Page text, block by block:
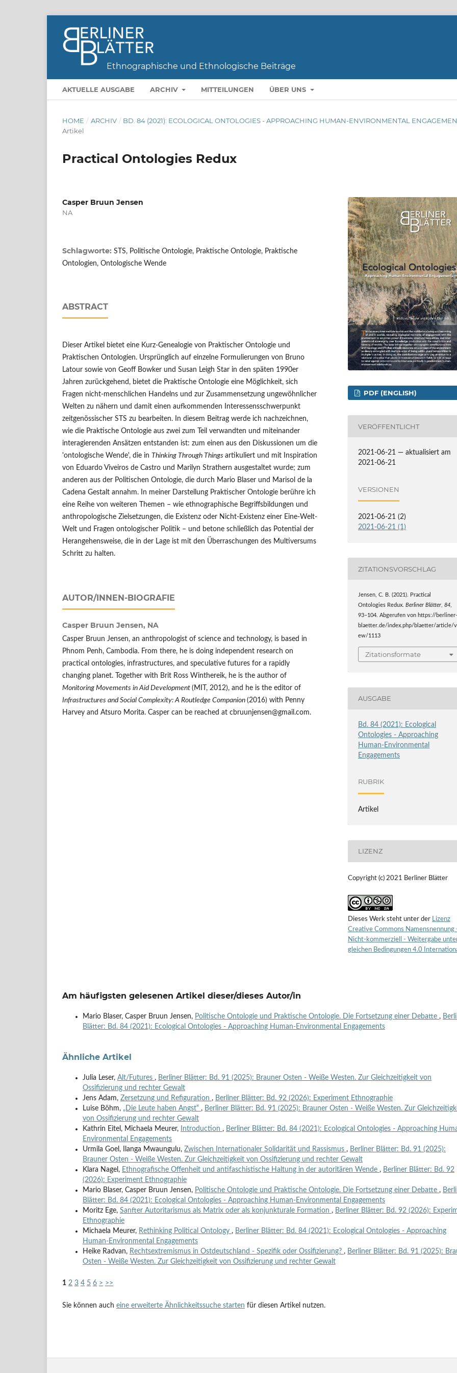
AKTUELLE AUSGABE ARCHIV MITTEILUNGEN ÜBER UNS
HOME / ARCHIV / BD. 84 (2021): ECOLOGICAL ONTOLOGIES - APPROACHING HUMAN-ENVIRONMENTAL
Artikel
Practical Ontologies Redux
Casper Bruun Jensen
NA
Schlagworte: STS, Politische Ontologie, Praktische Ontologie, Praktische
Ontologien, Ontologische Wende
ABSTRACT
Dieser Artikel bietet eine Kurz-Genealogie von Praktischer Ontologie und
Praktischen Ontologien. Ursprünglich auf einzelne Formulierungen von Bruno
Latour sowie von Geoff Bowker und Susan Leigh Star in den späten 1990er
Jahren zurückgehend, bietet die Praktische Ontologie eine Möglichkeit, sich
Fragen nicht-menschlichen Handelns und zur Zusammensetzung ungewöhnlicher
Welten zu nähern und damit einen aufkommenden Interessensschwerpunkt
zeitgenössischer STS zu bearbeiten. In diesem Beitrag werde ich nachzeichnen,
wie die Praktische Ontologie aus zwei zum Teil verwandten und miteinander
interagierenden Ansätzen entstanden ist: zum einen aus den Diskussionen um die
'ontologische Wende', die in Thinking Through Things artikuliert und mit Inspiration
von Eduardo Viveiros de Castro und Marilyn Strathern ausgestaltet wurde; zum
anderen aus der Politischen Ontologie, die durch Mario Blaser und Marisol de la
Cadena Gestalt annahm. In meiner Darstellung Praktischer Ontologie berühre ich
eine Reihe von weiteren Themen – wie ethnographische Begriffsbildungen und
anthropologische Zielsetzungen, die Existenz oder Nicht-Existenz einer Eine-Welt-
Welt und Fragen ontologischer Politik – und betone schließlich das Potential der
Herangehensweise, die in der Lage ist mit den Überraschungen des Multiversums
Schritt zu halten.
AUTOR/INNEN-BIOGRAFIE
Casper Bruun Jensen, NA
Casper Bruun Jensen, an anthropologist of science and technology, is based in
Phnom Penh, Cambodia. From there, he is doing independent research on
practical ontologies, infrastructures, and speculative futures for a rapidly
changing planet. Together with Brit Ross Winthereik, he is the author of
Monitoring Movements in Aid Development (MIT, 2012), and he is the editor of
Infrastructures and Social Complexity: A Routledge Companion (2016) with Penny
Harvey and Atsuro Morita. Casper can be reached at cbruunjensen@gmail.com.
PDF (ENGLISH)
VERÖFFENTLICHT
2021-06-21 — aktualisiert am
2021-06-21
VERSIONEN
2021-06-21 (2)
2021-06-21 (1)
ZITATIONSVORSCHLAG
Jensen, C. B. (2021). Practical
Ontologies Redux.Berliner Blätter,84,
93–104. Abgerufen von https://
blaetter.de/index.php/blaetter/article/
ew/1113
Zitationsformate
AUSGABE
Bd. 84 (2021): Ecological
Ontologies - Approaching
Human-Environmental
Engagements
RUBRIK
Artikel
LIZENZ
Copyright (c) 2021 Berliner Blätter
Dieses Werk steht unter der Lizenz
Creative Commons Namensnennung
Nicht-kommerziell - Weitergabe
gleichen Bedingungen 4.0
Am häufigsten gelesenen Artikel dieser/dieses Autor/in
Mario Blaser, Casper Bruun Jensen, Politische Ontologie und Praktische Ontologie. Die Fortsetzung einer Debatte ,
Blätter: Bd. 84 (2021): Ecological Ontologies - Approaching Human-Environmental Engagements
Ähnliche Artikel
Julia Leser, Alt/Futures , Berliner Blätter: Bd. 91 (2025): Brauner Osten - Weiße Westen. Zur Gleichzeitigkeit von
Ossifizierung und rechter Gewalt
Jens Adam, Zersetzung und Refiguration , Berliner Blätter: Bd. 92 (2026): Experiment Ethnographie
Luise Böhm, „Die Leute haben Angst“ , Berliner Blätter: Bd. 91 (2025): Brauner Osten - Weiße Westen. Zur
von Ossifizierung und rechter Gewalt
Kathrin Eitel, Michaela Meurer,
Introduction , Berliner Blätter: Bd. 84 (2021): Ecological Ontologies - Approaching
Environmental Engagements
Urmila Goel, Ilanga Mwaungulu, Zwischen Internationaler Solidarität und Rassismus , Berliner Blätter: Bd. 91 (2025):
Brauner Osten - Weiße Westen. Zur Gleichzeitigkeit von Ossifizierung und rechter Gewalt
Klara Nagel, Ethnografische Offenheit und antifaschistische Haltung in der autoritären Wende , Berliner Blätter: Bd. 92
(2026): Experiment Ethnographie
Mario Blaser, Casper Bruun Jensen, Politische Ontologie und Praktische Ontologie. Die Fortsetzung einer Debatte ,
Blätter: Bd. 84 (2021): Ecological Ontologies - Approaching Human-Environmental Engagements
Moritz Ege, Sanfter Autoritarismus als Matrix oder als konjunkturale Formation , Berliner Blätter: Bd. 92 (2026):
Ethnographie
Michaela Meurer, Rethinking Political Ontology , Berliner Blätter: Bd. 84 (2021): Ecological Ontologies - Approaching
Human-Environmental Engagements
Heike Radvan, Rechtsextremismus in Ostdeutschland - Spezifik oder Ossifizierung? , Berliner Blätter: Bd. 91 (2025):
Osten - Weiße Westen. Zur Gleichzeitigkeit von Ossifizierung und rechter Gewalt
1 2 3 4 5 6 > >>
Sie können auch eine erweiterte Ähnlichkeitssuche starten für diesen Artikel nutzen.